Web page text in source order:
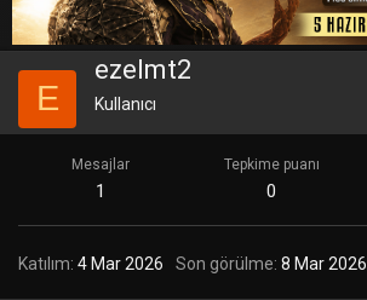
E
ezelmt2
Kullanıcı
Mesajlar
1
Tepkime puanı
0
Katılım 4 Mar 2026 Son görülme 8 Mar 2026